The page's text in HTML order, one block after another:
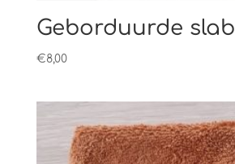
Geborduurde slab
€8,00